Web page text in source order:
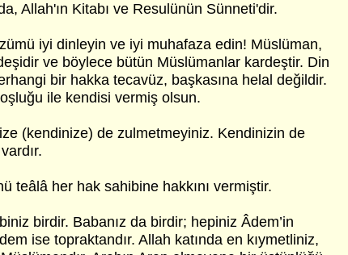
Allah'ın Kitabı ve Resulünün Sünneti'dir.
iyi dinleyin ve iyi muhafaza edin! Müslüman,
ve böylece bütün Müslümanlar kardeştir. Din
bir hakka tecavüz, başkasına helal değildir.
ile kendisi vermiş olsun.
(kendinize) de zulmetmeyiniz. Kendinizin de
teâlâ her hak sahibine hakkını vermiştir.
birdir. Babanız da birdir; hepiniz Âdem’in
ise topraktandır. Allah katında en kıymetliniz,